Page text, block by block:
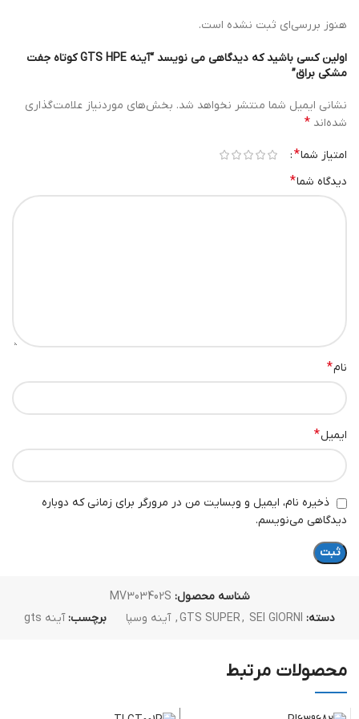
هنوز بررسی‌ای ثبت نشده است.
اولین کسی باشید که دیدگاهی می نویسد “آینه GTS HPE کوتاه جفت
مشکی براق”
نشانی ایمیل شما منتشر نخواهد شد. بخش‌های موردنیاز علامت‌گذاری
شده‌اند *
امتیاز شما*
دیدگاه شما*
نام*
ایمیل*
ذخیره نام، ایمیل و وبسایت من در مرورگر برای زمانی که دوباره
دیدگاهی می‌نویسم.
شناسه محصول: MV303402S
دسته:
GTS SUPER, SEI GIORNI
, آینه وسپا برچسب: آینه gts
محصولات مرتبط